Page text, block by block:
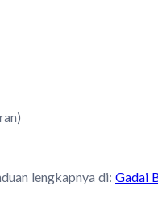
lengkapnya di: Gadai